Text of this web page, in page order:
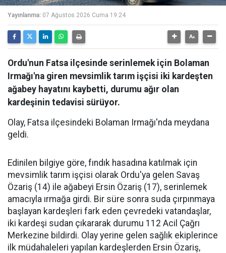
Yayınlanma: 07 Ağustos 2026 Cuma 19:24
Ordu'nun Fatsa ilçesinde serinlemek için Bolaman
Irmağı'na giren mevsimlik tarım işçisi iki kardeşten
ağabey hayatını kaybetti, durumu ağır olan
kardeşinin tedavisi sürüyor.
Olay, Fatsa ilçesindeki Bolaman Irmağı'nda meydana
geldi.
Edinilen bilgiye göre, fındık hasadına katılmak için
mevsimlik tarım işçisi olarak Ordu'ya gelen Savaş
Özariş (14) ile ağabeyi Ersin Özariş (17), serinlemek
amacıyla ırmağa girdi. Bir süre sonra suda çırpınmaya
başlayan kardeşleri fark eden çevredeki vatandaşlar,
iki kardeşi sudan çıkararak durumu 112 Acil Çağrı
Merkezine bildirdi. Olay yerine gelen sağlık ekiplerince
ilk müdahaleleri yapılan kardeşlerden Ersin Özariş,